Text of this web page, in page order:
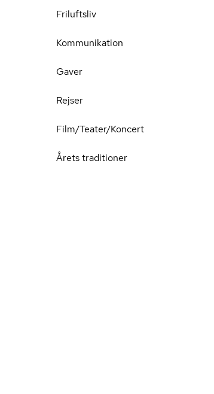
Friluftsliv
Kommunikation
Gaver
Rejser
Film/Teater/Koncert
Årets traditioner